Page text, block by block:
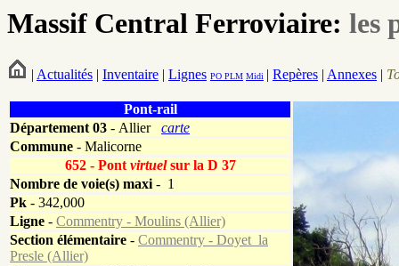
Massif Central Ferroviaire: les
| Actualités | Inventaire | Lignes PO PLM Midi | Repères | Annexes |
Pont-rail
Département03 - Allier carte
Commune - Malicorne
652 - Pontvirtuelsur la D 37
Nombre de voie(s) maxi- 1
Pk - 342,000
Ligne - Commentry - Moulins (Allier)
Section élémentaire - Commentry - Doyet_la
Presle (Allier)